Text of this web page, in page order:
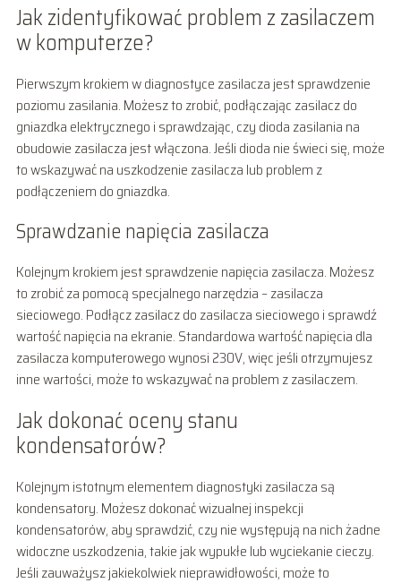
Jak zidentyfikować problem z zasilaczem
w komputerze?
Pierwszym krokiem w diagnostyce zasilacza jest sprawdzenie
poziomu zasilania. Możesz to zrobić, podłączając zasilacz do
gniazdka elektrycznego i sprawdzając, czy dioda zasilania na
obudowie zasilacza jest włączona. Jeśli dioda nie świeci się, może
to wskazywać na uszkodzenie zasilacza lub problem z
podłączeniem do gniazdka.
Sprawdzanie napięcia zasilacza
Kolejnym krokiem jest sprawdzenie napięcia zasilacza. Możesz
to zrobić za pomocą specjalnego narzędzia – zasilacza
sieciowego. Podłącz zasilacz do zasilacza sieciowego i sprawdź
wartość napięcia na ekranie. Standardowa wartość napięcia dla
zasilacza komputerowego wynosi 230V, więc jeśli otrzymujesz
inne wartości, może to wskazywać na problem z zasilaczem.
Jak dokonać oceny stanu
kondensatorów?
Kolejnym istotnym elementem diagnostyki zasilacza są
kondensatory. Możesz dokonać wizualnej inspekcji
kondensatorów, aby sprawdzić, czy nie występują na nich żadne
widoczne uszkodzenia, takie jak wypukłe lub wyciekanie cieczy.
Jeśli zauważysz jakiekolwiek nieprawidłowości, może to